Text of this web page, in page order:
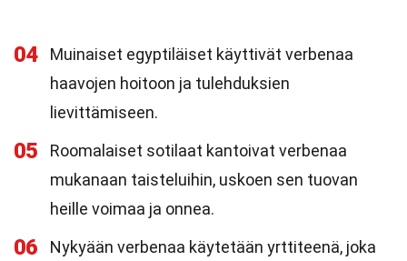
04
Muinaiset egyptiläiset käyttivät verbenaa
haavojen hoitoon ja tulehduksien
lievittämiseen.
05
Roomalaiset sotilaat kantoivat verbenaa
mukanaan taisteluihin, uskoen sen tuovan
heille voimaa ja onnea.
06
Nykyään verbenaa käytetään yrttiteenä, joka